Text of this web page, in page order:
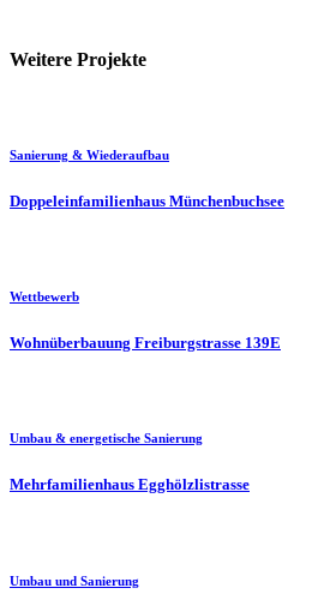
Weitere Projekte
Sanierung & Wiederaufbau
Doppeleinfamilienhaus Münchenbuchsee
Wettbewerb
Wohnüberbauung Freiburgstrasse 139E
Umbau & energetische Sanierung
Mehrfamilienhaus Egghölzlistrasse
Umbau und Sanierung